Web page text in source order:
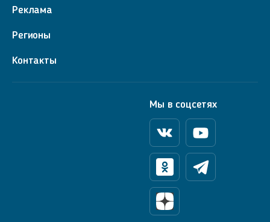
Реклама
Регионы
Контакты
Мы в соцсетях
ВконтактеYoutube
ОдноклассникиТелеграм
Яндекс Дзен